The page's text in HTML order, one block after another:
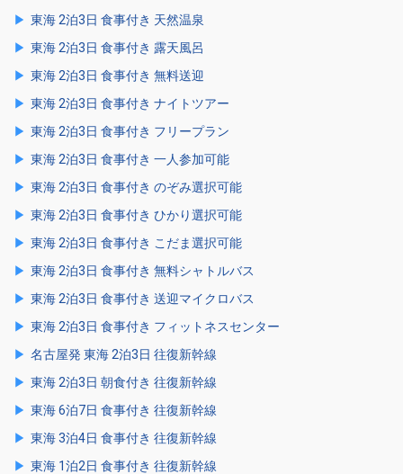
東海 2泊3日 食事付き 天然温泉
東海 2泊3日 食事付き 露天風呂
東海 2泊3日 食事付き 無料送迎
東海 2泊3日 食事付き ナイトツアー
東海 2泊3日 食事付き フリープラン
東海 2泊3日 食事付き 一人参加可能
東海 2泊3日 食事付き のぞみ選択可能
東海 2泊3日 食事付き ひかり選択可能
東海 2泊3日 食事付き こだま選択可能
東海 2泊3日 食事付き 無料シャトルバス
東海 2泊3日 食事付き 送迎マイクロバス
東海 2泊3日 食事付き フィットネスセンター
名古屋発 東海 2泊3日 往復新幹線
東海 2泊3日 朝食付き 往復新幹線
東海 6泊7日 食事付き 往復新幹線
東海 3泊4日 食事付き 往復新幹線
東海 1泊2日 食事付き 往復新幹線